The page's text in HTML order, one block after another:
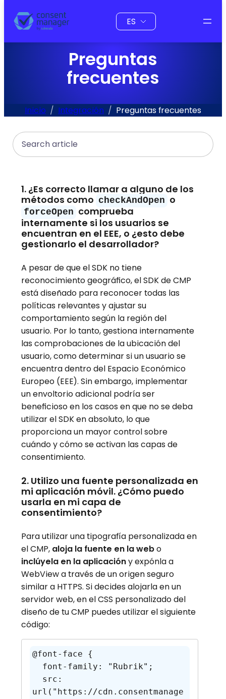
contenido
Elegir
un
idioma
Preguntas
frecuentes
Inicio Integración Preguntas frecuentes
Search
1. ¿Es correcto llamar a alguno de los
métodos como checkAndOpen o
forceOpen comprueba
internamente si los usuarios se
encuentran en el EEE, o ¿esto debe
gestionarlo el desarrollador?
A pesar de que el SDK no tiene
reconocimiento geográfico, el SDK de CMP
está diseñado para reconocer todas las
políticas relevantes y ajustar su
comportamiento según la región del
usuario. Por lo tanto, gestiona internamente
las comprobaciones de la ubicación del
usuario, como determinar si un usuario se
encuentra dentro del Espacio Económico
Europeo (EEE). Sin embargo, implementar
un envoltorio adicional podría ser
beneficioso en los casos en que no se deba
utilizar el SDK en absoluto, lo que
proporciona un mayor control sobre
cuándo y cómo se activan las capas de
consentimiento.
2. Utilizo una fuente personalizada en
mi aplicación móvil. ¿Cómo puedo
usarla en mi capa de
consentimiento?
Para utilizar una tipografía personalizada en
el CMP, aloja la fuente en la webo
inclúyela en la aplicacióny expónla a
WebView a través de un origen seguro
similar a HTTPS. Si decides alojarla en un
servidor web, en el CSS personalizado del
diseño de tu CMP puedes utilizar el siguiente
código:
@font-face {
url("https://cdn.consentmanage